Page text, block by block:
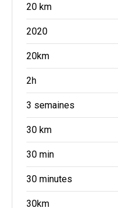
20 km
2020
20km
2h
3 semaines
30 km
30 min
30 minutes
30km